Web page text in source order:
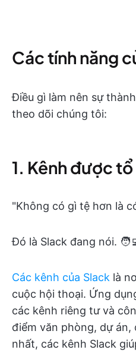
Các tính năng
Điều gì làm nên sự
theo dõi chúng tôi:
1. Kênh được
"Không có gì tệ hơn là
Đó là Slack đang nói.
Các kênh của Slack là
cuộc hội thoại. Ứng
các kênh riêng tư và
điểm văn phòng, dự án,
nhất, các kênh Slack